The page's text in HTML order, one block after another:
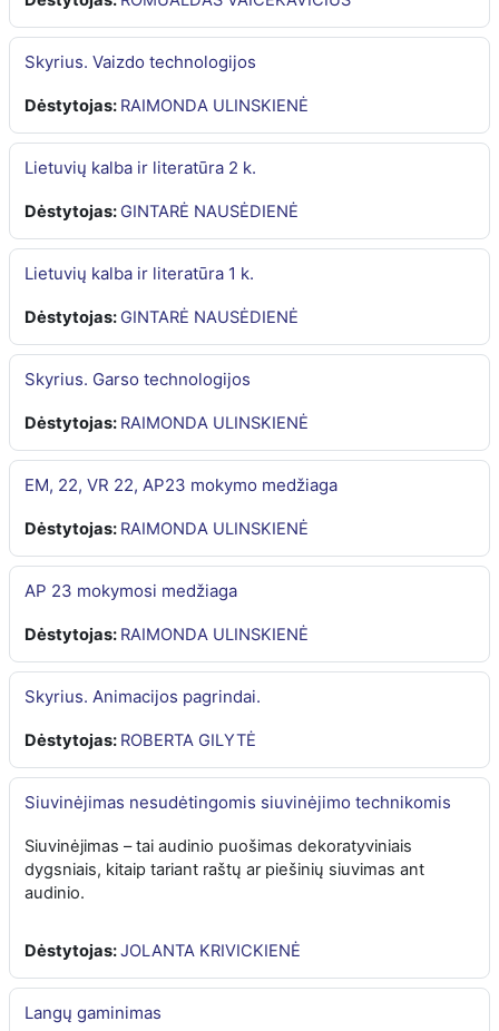
Skyrius. Vaizdo technologijos
Dėstytojas: RAIMONDA ULINSKIENĖ
Lietuvių kalba ir literatūra 2 k.
Dėstytojas: GINTARĖ NAUSĖDIENĖ
Lietuvių kalba ir literatūra 1 k.
Dėstytojas: GINTARĖ NAUSĖDIENĖ
Skyrius. Garso technologijos
Dėstytojas: RAIMONDA ULINSKIENĖ
EM, 22, VR 22, AP23 mokymo medžiaga
Dėstytojas: RAIMONDA ULINSKIENĖ
AP 23 mokymosi medžiaga
Dėstytojas: RAIMONDA ULINSKIENĖ
Skyrius. Animacijos pagrindai.
Dėstytojas: ROBERTA GILYTĖ
Siuvinėjimas nesudėtingomis siuvinėjimo technikomis
Siuvinėjimas – tai audinio puošimas dekoratyviniais
dygsniais, kitaip tariant raštų ar piešinių siuvimas ant
audinio.
Dėstytojas:JOLANTA KRIVICKIENĖ
Langų gaminimas